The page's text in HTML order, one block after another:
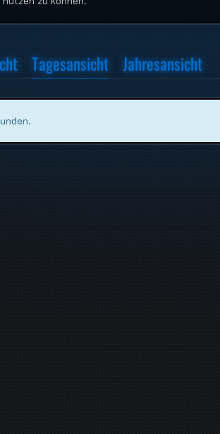
Tagesansicht Jahresansicht